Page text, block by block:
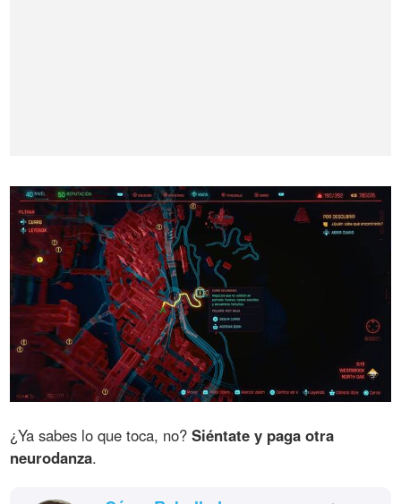
¿Ya sabes lo que toca, no?Siéntate y paga otra
neurodanza.